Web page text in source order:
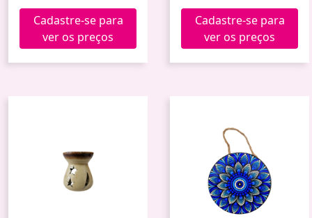
Cadastre-se para
ver os preços
Cadastre-se para
ver os preços